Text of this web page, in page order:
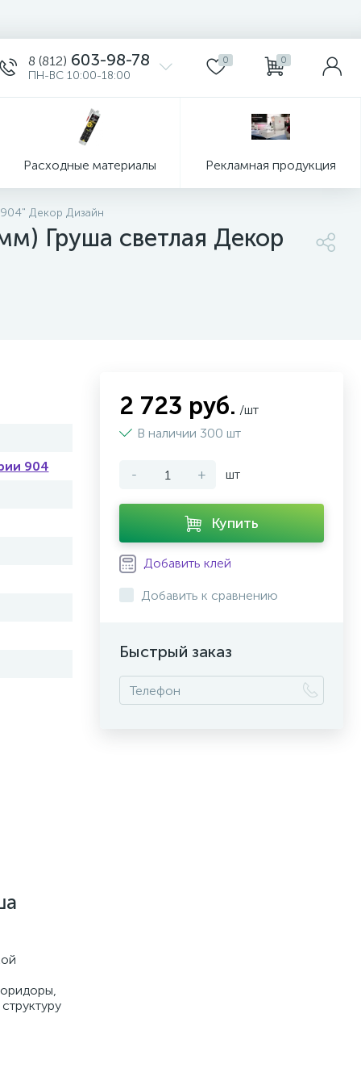
8 (812) 603-98-78
ПН-ВС 10:00-18:00
0 0
Расходные материалы Рекламная продукция
Декор Дизайн
Груша светлая Декор
904
2 723 руб. /шт
В наличии 300 шт
- + шт
Купить
Добавить клей
Добавить к сравнению
Быстрый заказ